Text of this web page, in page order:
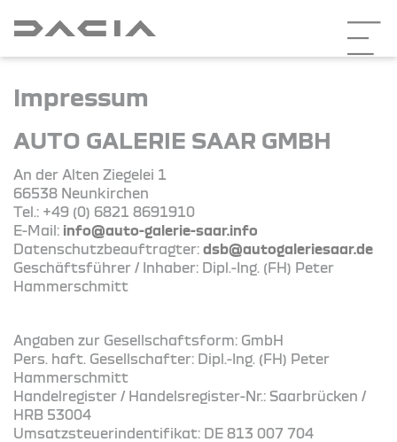
Impressum
AUTO GALERIE SAAR GMBH
An der Alten Ziegelei 1
66538 Neunkirchen
Tel.: +49 (0) 6821 8691910
E-Mail: info@auto-galerie-saar.info
Datenschutzbeauftragter: dsb@autogaleriesaar.de
Geschäftsführer / Inhaber: Dipl.-Ing. (FH) Peter
Hammerschmitt
Angaben zur Gesellschaftsform: GmbH
Pers. haft. Gesellschafter: Dipl.-Ing. (FH) Peter
Hammerschmitt
Handelregister / Handelsregister-Nr.: Saarbrücken /
HRB 53004
Umsatzsteuerindentifikat: DE 813 007 704